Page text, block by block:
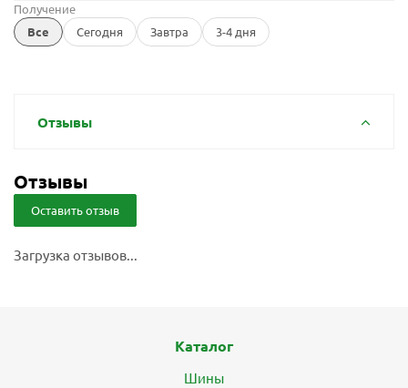
Получение
Все
Сегодня Завтра 3-4 дня
Отзывы
Отзывы
Оставить отзыв
Загрузка отзывов...
Каталог
Шины